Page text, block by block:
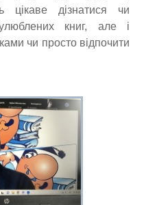
дізнатися чи
книг, але і
чи просто відпочити